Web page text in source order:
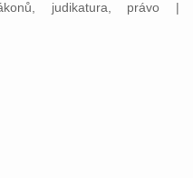
judikatura, právo |